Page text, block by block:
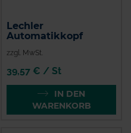
Lechler
Automatikkopf
zzgl. MwSt.
39,57 € / St
IN DEN
WARENKORB